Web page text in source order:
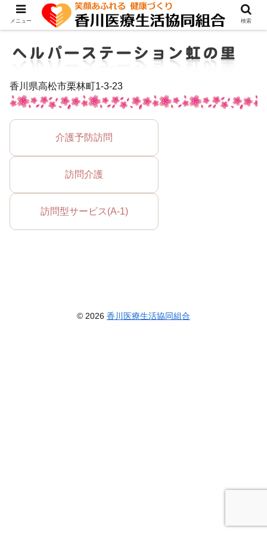
香川県高松市栗林町1-3-23
介護予防訪問
訪問介護
訪問型サービス(A-1)
© 2026 香川医療生活協同組合
メニュー 検索